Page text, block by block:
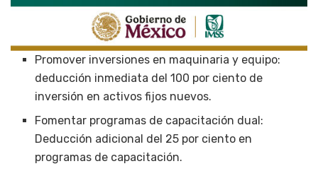
Promover inversiones en maquinaria y equipo:
deducción inmediata del 100 por ciento de
inversión en activos fijos nuevos.
Fomentar programas de capacitación dual:
Deducción adicional del 25 por ciento en
programas de capacitación.